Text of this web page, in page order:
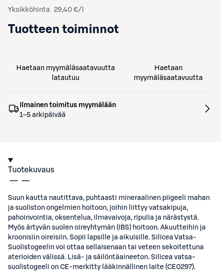
Yksikköhinta 29,40 €/l
Tuotteen toiminnot
Haetaan myymäläsaatavuutta
latautuu
Haetaan
myymäläsaatavuutta
Ilmainen toimitus myymälään
1–5 arkipäivää
Tuotekuvaus
Suun kautta nautittava, puhtaasti mineraalinen piigeeli mahan
ja suoliston ongelmien hoitoon, joihin liittyy vatsakipuja,
pahoinvointia, oksentelua, ilmavaivoja, ripulia ja närästystä.
Myös ärtyvän suolen oireyhtymän (IBS) hoitoon. Akuutteihin ja
kroonisiin oireisiin. Sopii lapsille ja aikuisille. Silicea Vatsa-
Suolistogeelin voi ottaa sellaisenaan tai veteen sekoitettuna
aterioiden välissä. Lisä- ja säilöntäaineeton. Silicea vatsa-
suolistogeeli on CE-merkitty lääkinnällinen laite (CE0297).